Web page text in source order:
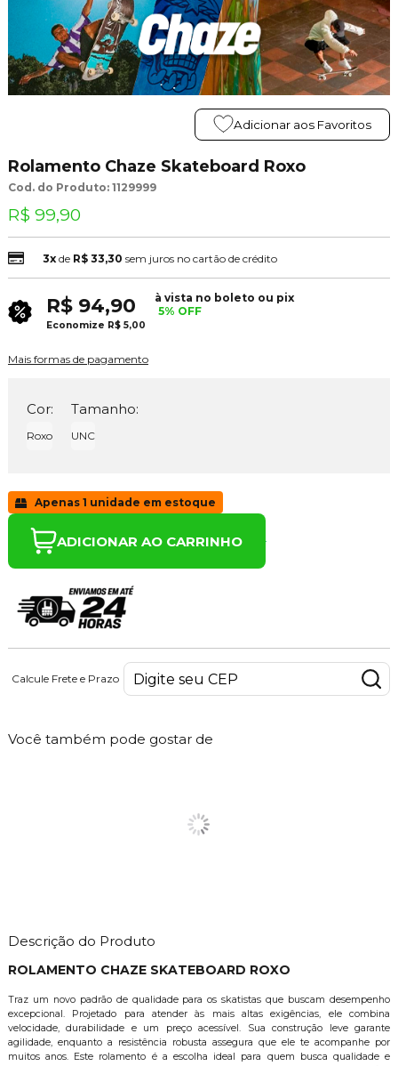
Adicionar aos Favoritos
Rolamento Chaze Skateboard Roxo
Cod. do Produto: 1129999
R$ 99,90
3xde R$ 33,30 sem juros no cartão de crédito
R$ 94,90
à vista no boleto ou pix
5% OFF
Economize R$ 5,00
Mais formas de pagamento
Cor:
Roxo
Tamanho:
UNC
Apenas 1 unidade em estoque
ADICIONAR AO CARRINHO
Calcule Frete e Prazo
Você também pode gostar de
Descrição do Produto
ROLAMENTO CHAZE SKATEBOARD ROXO
Traz um novo padrão de qualidade para os skatistas que buscam desempenho
excepcional. Projetado para atender às mais altas exigências, ele combina
velocidade, durabilidade e um preço acessível. Sua construção leve garante
agilidade, enquanto a resistência robusta assegura que ele te acompanhe por
muitos anos. Este rolamento é a escolha ideal para quem busca qualidade e